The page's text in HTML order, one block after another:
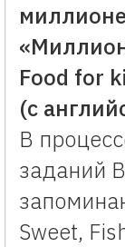
Food for
(с
В
заданий
Sweet,